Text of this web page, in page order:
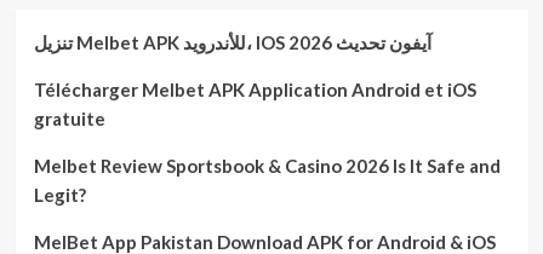
تنزيل Melbet APK للأندرويد، IOS آيفون تحديث 2026
Télécharger Melbet APK Application Android et iOS
gratuite
Melbet Review Sportsbook & Casino 2026 Is It Safe and
Legit?
MelBet App Pakistan Download APK for Android & iOS